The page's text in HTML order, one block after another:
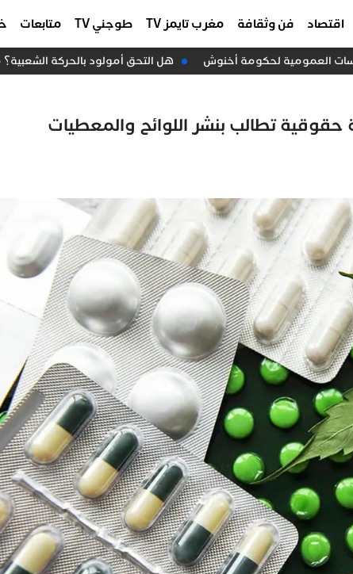
اقتصاد فن وثقافة مغرب تايمز TV طوجني TV متابعات
العمومية لحكومة أخنوش هل التحق أمولود بالحركة
القنب الهندي ال140؟ هيئة حقوقية تطالب بنشر اللوائح والمعطيات